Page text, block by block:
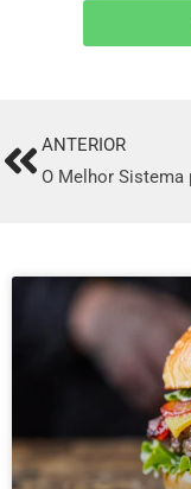
PrevANTERIOR